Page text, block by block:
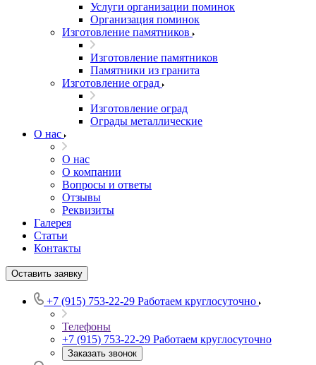
Услуги организации поминок
Организация поминок
Изготовление памятников
Изготовление памятников
Памятники из гранита
Изготовление оград
Изготовление оград
Ограды металлические
О нас
О нас
О компании
Вопросы и ответы
Отзывы
Реквизиты
Галерея
Статьи
Контакты
Оставить заявку
+7 (915) 753-22-29 Работаем круглосуточно
Телефоны
+7 (915) 753-22-29 Работаем круглосуточно
Заказать звонок